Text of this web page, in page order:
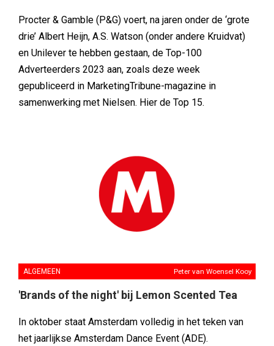
Procter & Gamble (P&G) voert, na jaren onder de ‘grote
drie’ Albert Heijn, A.S. Watson (onder andere Kruidvat)
en Unilever te hebben gestaan, de Top-100
Adverteerders 2023 aan, zoals deze week
gepubliceerd in MarketingTribune-magazine in
samenwerking met Nielsen. Hier de Top 15.
ALGEMEEN Peter van Woensel Kooy
'Brands of the night' bij Lemon Scented Tea
In oktober staat Amsterdam volledig in het teken van
het jaarlijkse Amsterdam Dance Event (ADE).